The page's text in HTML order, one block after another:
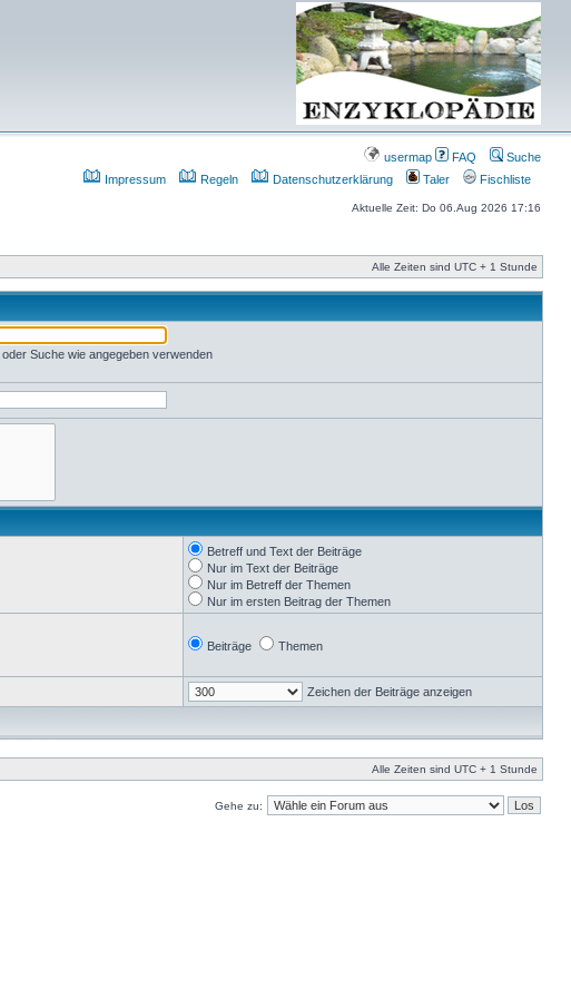
usermap FAQ
Suche
Impressum
Regeln Datenschutzerklärung Taler Fischliste
Aktuelle Zeit: Do 06.Aug 2026 17:16
Alle Zeiten sind UTC + 1 Stunde
Suche wie angegeben verwenden
Betreff und Text der Beiträge
Nur im Text der Beiträge
Nur im Betreff der Themen
Nur im ersten Beitrag der Themen
Beiträge Themen
Zeichen der Beiträge anzeigen
Alle Zeiten sind UTC + 1 Stunde
Gehe zu: